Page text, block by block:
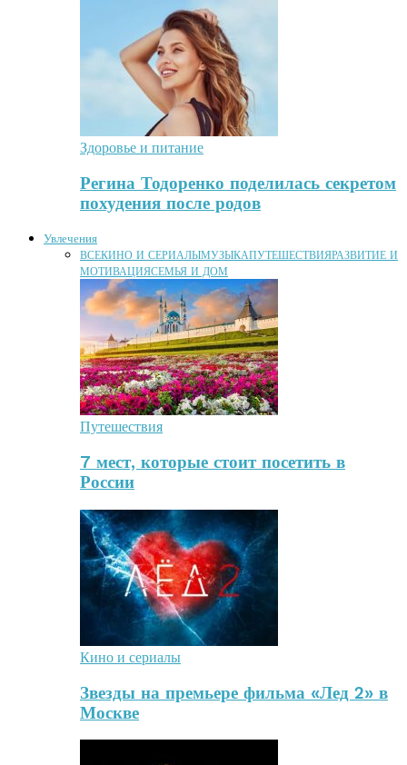
Здоровье и питание
Регина Тодоренко поделилась секретом
похудения после родов
Увлечения
ВСЕКИНО И СЕРИАЛЫМУЗЫКАПУТЕШЕСТВИЯРАЗВИТИЕ И
МОТИВАЦИЯСЕМЬЯ И ДОМ
Путешествия
7 мест, которые стоит посетить в
России
Кино и сериалы
Звезды на премьере фильма «Лед 2» в
Москве